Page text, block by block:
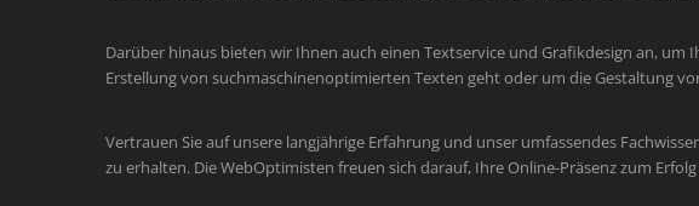
Darüber hinaus bieten wir Ihnen auch einen Textservice und Grafikdesign an,
Erstellung von suchmaschinenoptimierten Texten geht oder um die Gestaltung
Vertrauen Sie auf unsere langjährige Erfahrung und unser umfassendes
zu erhalten. Die WebOptimisten freuen sich darauf, Ihre Online-Präsenz zum